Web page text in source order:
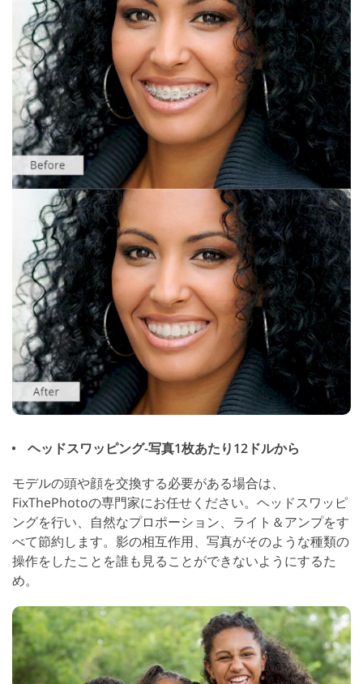
ヘッドスワッピング-写真1枚あたり12ドルから
モデルの頭や顔を交換する必要がある場合は、
FixThePhotoの専門家にお任せください。ヘッドスワッピ
ングを行い、自然なプロポーション、ライト＆アンプをす
べて節約します。影の相互作用、写真がそのような種類の
操作をしたことを誰も見ることができないようにするた
め。